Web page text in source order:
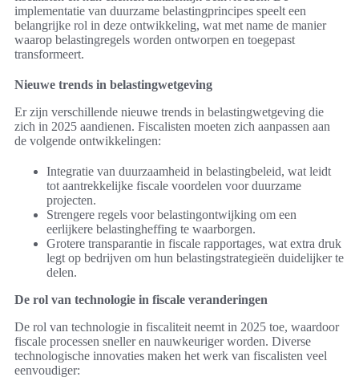
implementatie van duurzame belastingprincipes speelt een
belangrijke rol in deze ontwikkeling, wat met name de manier
waarop belastingregels worden ontworpen en toegepast
transformeert.
Nieuwe trends in belastingwetgeving
Er zijn verschillende nieuwe trends in belastingwetgeving die
zich in 2025 aandienen. Fiscalisten moeten zich aanpassen aan
de volgende ontwikkelingen:
Integratie van duurzaamheid in belastingbeleid, wat leidt
tot aantrekkelijke fiscale voordelen voor duurzame
projecten.
Strengere regels voor belastingontwijking om een
eerlijkere belastingheffing te waarborgen.
Grotere transparantie in fiscale rapportages, wat extra druk
legt op bedrijven om hun belastingstrategieën duidelijker te
delen.
De rol van technologie in fiscale veranderingen
De rol van technologie in fiscaliteit neemt in 2025 toe, waardoor
fiscale processen sneller en nauwkeuriger worden. Diverse
technologische innovaties maken het werk van fiscalisten veel
eenvoudiger: